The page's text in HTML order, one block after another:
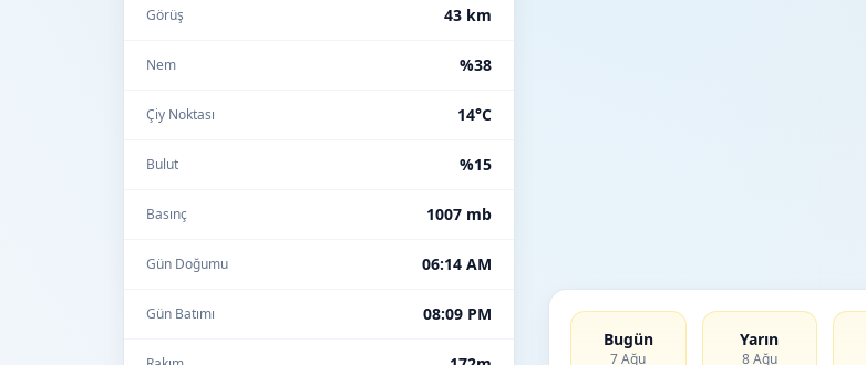
Görüş 43 km
Nem %38
Çiy Noktası 14°C
Bulut %15
Basınç 1007 mb
Gün Doğumu 06:14 AM
Gün Batımı 08:09 PM
Bugün
7 Ağu
Yarın
8 Ağu